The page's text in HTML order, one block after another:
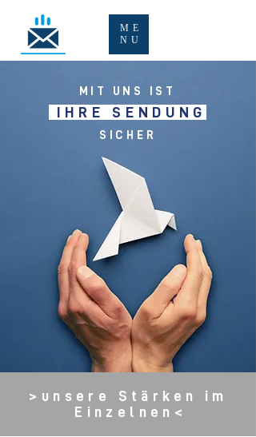
ME
NU
MIT UNS IST
IHRE SENDUNG
SICHER
>unsere Stärken im
Einzelnen <